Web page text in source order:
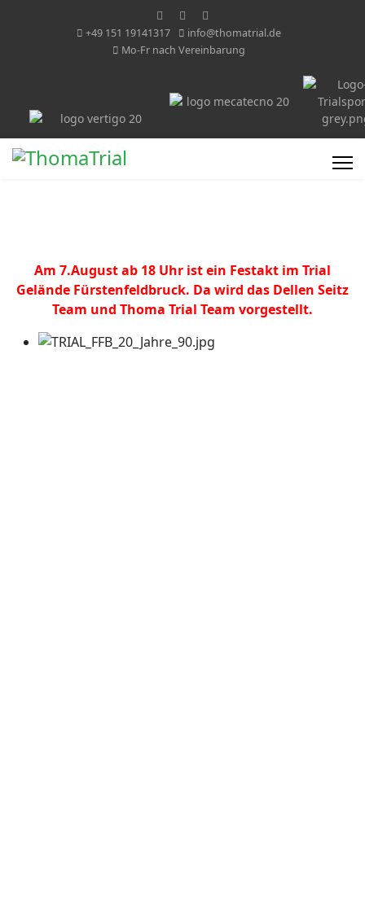
+49 151 19141317
info@thomatrial.de
Mo-Fr nach Vereinbarung
Am 7.August ab 18 Uhr ist ein Festakt im Trial
Gelände Fürstenfeldbruck. Da wird das Dellen Seitz
Team und Thoma Trial Team vorgestellt.